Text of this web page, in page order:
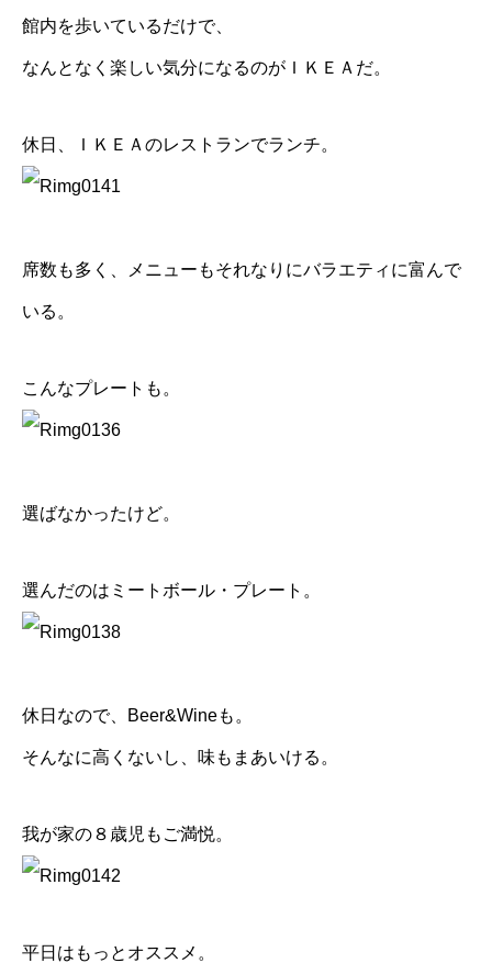
館内を歩いているだけで、
なんとなく楽しい気分になるのがＩＫＥＡだ。
休日、ＩＫＥＡのレストランでランチ。
席数も多く、メニューもそれなりにバラエティに富んで
いる。
こんなプレートも。
選ばなかったけど。
選んだのはミートボール・プレート。
休日なので、Beer&Wineも。
そんなに高くないし、味もまあいける。
我が家の８歳児もご満悦。
平日はもっとオススメ。